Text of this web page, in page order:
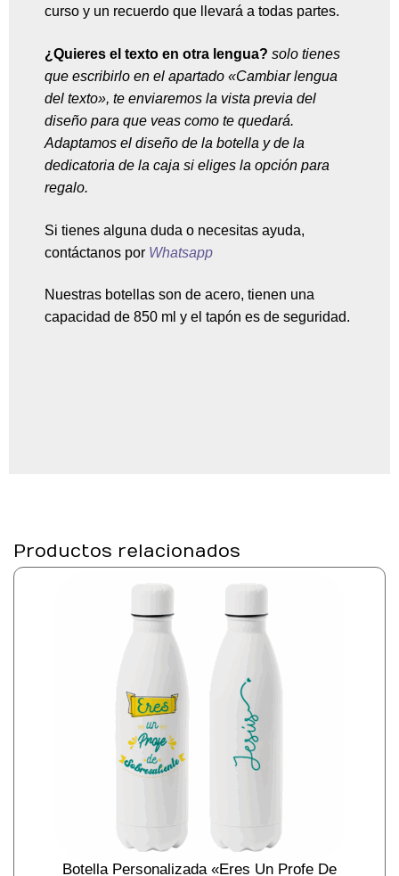
curso y un recuerdo que llevará a todas partes.
¿Quieres el texto en otra lengua? solo tienes
que escribirlo en el apartado «Cambiar lengua
del texto», te enviaremos la vista previa del
diseño para que veas como te quedará.
Adaptamos el diseño de la botella y de la
dedicatoria de la caja si eliges la opción para
regalo.
Si tienes alguna duda o necesitas ayuda,
contáctanos por Whatsapp
Nuestras botellas son de acero, tienen una
capacidad de 850 ml y el tapón es de seguridad.
Productos relacionados
Botella Personalizada «Eres Un Profe De